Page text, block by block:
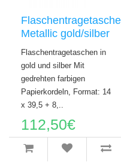
Metallic gold/silber
Flaschentragetaschen in
gold und silber Mit
gedrehten farbigen
Papierkordeln, Format: 14
x 39,5 + 8,..
112,50€